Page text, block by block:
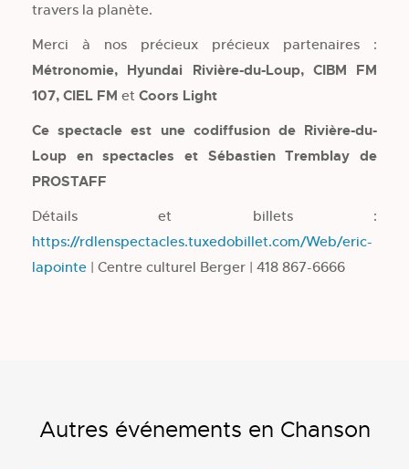
travers la planète.
Merci à nos précieux précieux partenaires :
Métronomie, Hyundai Rivière-du-Loup, CIBM FM
107, CIEL FM et Coors Light
Ce spectacle est une codiffusion de Rivière-du-
Loup en spectacles et Sébastien Tremblay de
PROSTAFF
Détails et billets :
https://rdlenspectacles.tuxedobillet.com/Web/eric-
lapointe | Centre culturel Berger | 418 867-6666
Autres événements en Chanson